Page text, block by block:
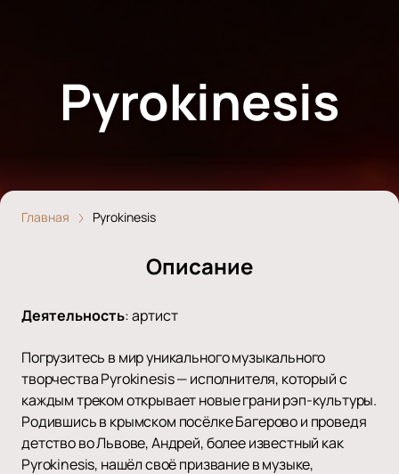
Pyrokinesis
Главная Pyrokinesis
Описание
Деятельность:артист
Погрузитесь в мир уникального музыкального
творчества Pyrokinesis — исполнителя, который с
каждым треком открывает новые грани рэп-культуры.
Родившись в крымском посёлке Багерово и проведя
детство во Львове, Андрей, более известный как
Pyrokinesis, нашёл своё призвание в музыке,